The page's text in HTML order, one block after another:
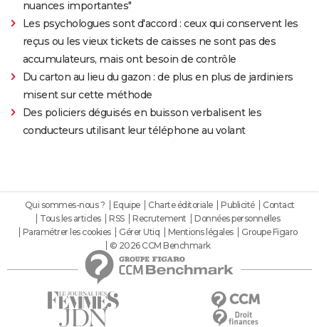
nuances importantes"
Les psychologues sont d'accord : ceux qui conservent les
reçus ou les vieux tickets de caisses ne sont pas des
accumulateurs, mais ont besoin de contrôle
Du carton au lieu du gazon : de plus en plus de jardiniers
misent sur cette méthode
Des policiers déguisés en buisson verbalisent les
conducteurs utilisant leur téléphone au volant
Qui sommes-nous ? Equipe Charte éditoriale Publicité
Contact
Tous les articles
RSS Recrutement
Données personnelles
Paramétrer les cookies
Gérer Utiq Mentions légales
Groupe Figaro
© 2026 CCM Benchmark